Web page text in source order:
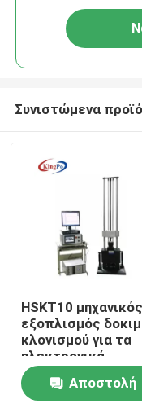
Προϊόντα
Περίπου εμείς
Συνιστώμενα
HSKT10 μηχανικός
εξοπλισμός
κλονισμού για τα
ηλεκτρονικά
προϊόντα
Αποστολή